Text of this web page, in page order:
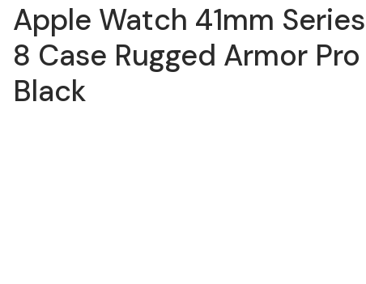
Apple Watch 41mm Series
8 Case Rugged Armor Pro
Black